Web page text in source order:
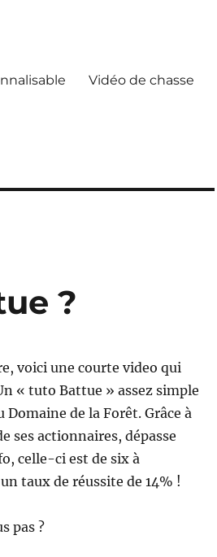
Vidéo de chasse
?
voici une courte video qui
« tuto Battue » assez simple
Domaine de la Forêt. Grâce à
ses actionnaires, dépasse
celle-ci est de six à
taux de réussite de 14% !
pas ?